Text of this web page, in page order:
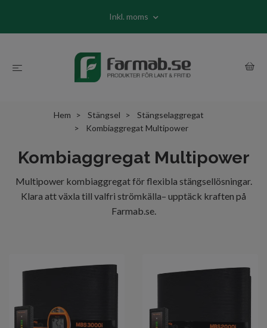
Inkl. moms
Hem Stängsel
Stängselaggregat
Kombiaggregat Multipower
Kombiaggregat Multipower
Multipower kombiaggregat för flexibla stängsellösningar.
Klara att växla till valfri strömkälla– upptäck kraften på
Farmab.se.